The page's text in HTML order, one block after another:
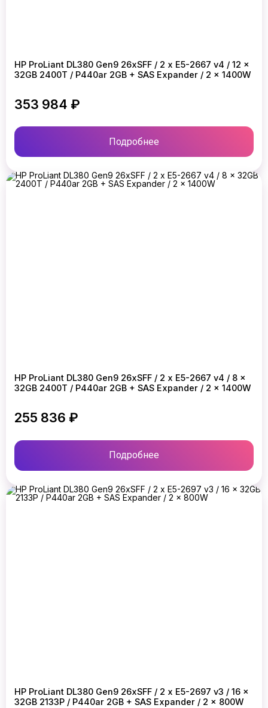
HP ProLiant DL380 Gen9 26xSFF / 2 x E5-2667 v4 / 12 x
32GB 2400T / P440ar 2GB + SAS Expander / 2 x 1400W
353 984 ₽
Подробнее
HP ProLiant DL380 Gen9 26xSFF / 2 x E5-2667 v4 / 8 x
32GB 2400T / P440ar 2GB + SAS Expander / 2 x 1400W
255 836 ₽
Подробнее
HP ProLiant DL380 Gen9 26xSFF / 2 x E5-2697 v3 / 16 x
32GB 2133P / P440ar 2GB + SAS Expander / 2 x 800W